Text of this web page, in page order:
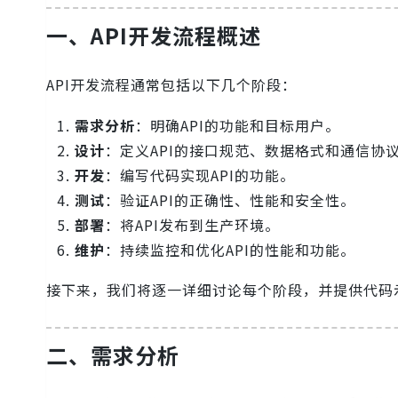
一、API开发流程概述
API开发流程通常包括以下几个阶段：
需求分析：明确API的功能和目标用户。
设计：定义API的接口规范、数据格式和通信协议
开发：编写代码实现API的功能。
测试：验证API的正确性、性能和安全性。
部署：将API发布到生产环境。
维护：持续监控和优化API的性能和功能。
接下来，我们将逐一详细讨论每个阶段，并提供代码
二、需求分析